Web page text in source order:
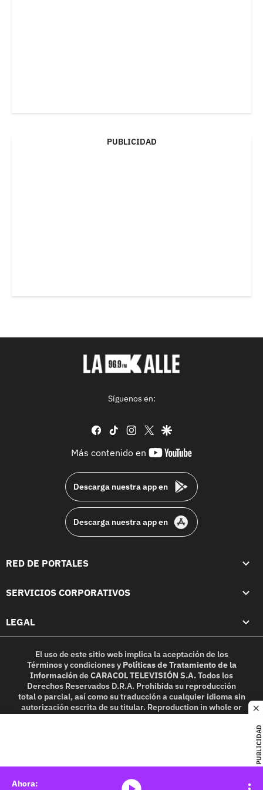
PUBLICIDAD
PUBLICIDAD
Síguenos en:
facebook
tiktok instagram
twittergoogle
Más contenido en
youtube-
Descarga nuestra app en
Descarga nuestra app en
RED DE PORTALES
SERVICIOS CORPORATIVOS
LEGAL
El uso de este sitio web implica la aceptación de los
Términos y condicionesy Políticas de Tratamiento de la
InformacióndeCARACOL TELEVISIÓN S.A.Todos los
Derechos Reservados D.R.A. Prohibida su reproducción
total o parcial, así como su traducción a cualquier idioma sin
autorización escrita de su titular. Reproduction in whole or
in part, or translation without written permission is